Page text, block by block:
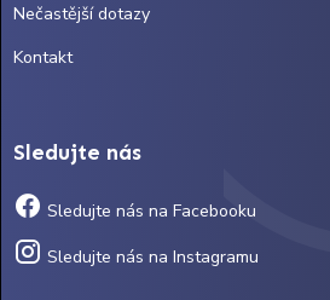
Nečastější dotazy
Kontakt
Sledujte nás
Sledujte nás na Facebooku
Sledujte nás na Instagramu